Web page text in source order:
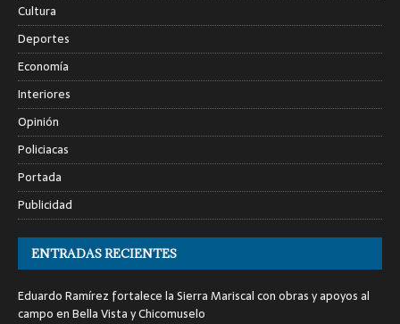
Cultura
Deportes
Economía
Interiores
Opinión
Policiacas
Portada
Publicidad
ENTRADAS RECIENTES
Eduardo Ramírez fortalece la Sierra Mariscal con obras y apoyos al
campo en Bella Vista y Chicomuselo